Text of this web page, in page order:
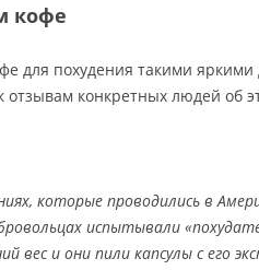
кофе
для похудения такими
отзывам конкретных людей об
которые проводились в
испытывали
вес и они пили капсулы с его